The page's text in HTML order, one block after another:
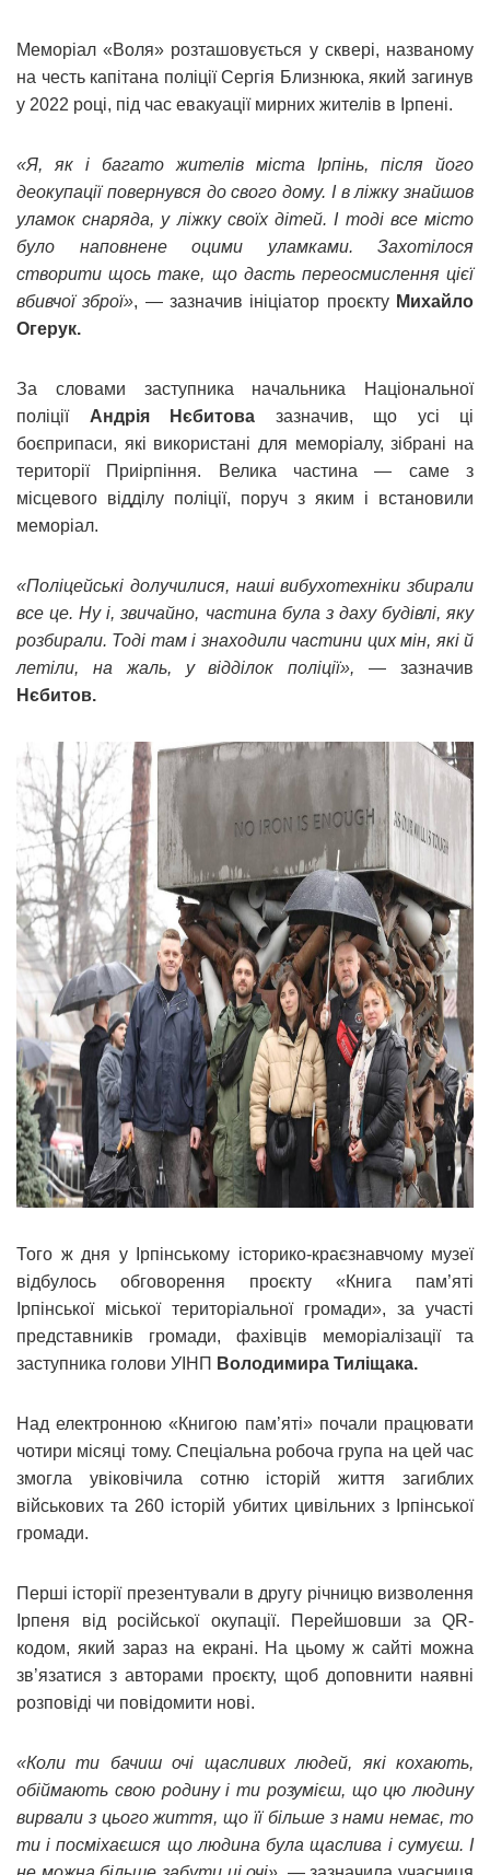
Меморіал «Воля» розташовується у сквері, названому
на честь капітана поліції Сергія Близнюка, який загинув
у 2022 році, під час евакуації мирних жителів в Ірпені.
«Я, як і багато жителів міста Ірпінь, після його
деокупації повернувся до свого дому. І в ліжку знайшов
уламок снаряда, у ліжку своїх дітей. І тоді все місто
було наповнене оцими уламками. Захотілося
створити щось таке, що дасть переосмислення цієї
вбивчої зброї», — зазначив ініціатор проєкту Михайло
Огерук.
За словами заступника начальника Національної
поліції Андрія Нєбитова зазначив, що усі ці
боєприпаси, які використані для меморіалу, зібрані на
території Приірпіння. Велика частина — саме з
місцевого відділу поліції, поруч з яким і встановили
меморіал.
«Поліцейські долучилися, наші вибухотехніки збирали
все це. Ну і, звичайно, частина була з даху будівлі, яку
розбирали. Тоді там і знаходили частини цих мін, які й
летіли, на жаль, у відділок поліції», — зазначив
Нєбитов.
Того ж дня у Ірпінському історико-краєзнавчому музеї
відбулось обговорення проєкту «Книга пам’яті
Ірпінської міської територіальної громади», за участі
представників громади, фахівців меморіалізації та
заступника голови УІНП Володимира Тиліщака.
Над електронною «Книгою пам’яті» почали працювати
чотири місяці тому. Спеціальна робоча група на цей час
змогла увіковічила сотню історій життя загиблих
військових та 260 історій убитих цивільних з Ірпінської
громади.
Перші історії презентували в другу річницю визволення
Ірпеня від російської окупації. Перейшовши за QR-
кодом, який зараз на екрані. На цьому ж сайті можна
зв’язатися з авторами проєкту, щоб доповнити наявні
розповіді чи повідомити нові.
«Коли ти бачиш очі щасливих людей, які кохають,
обіймають свою родину і ти розумієш, що цю людину
вирвали з цього життя, що її більше з нами немає, то
ти і посміхаєшся що людина була щаслива і сумуєш. І